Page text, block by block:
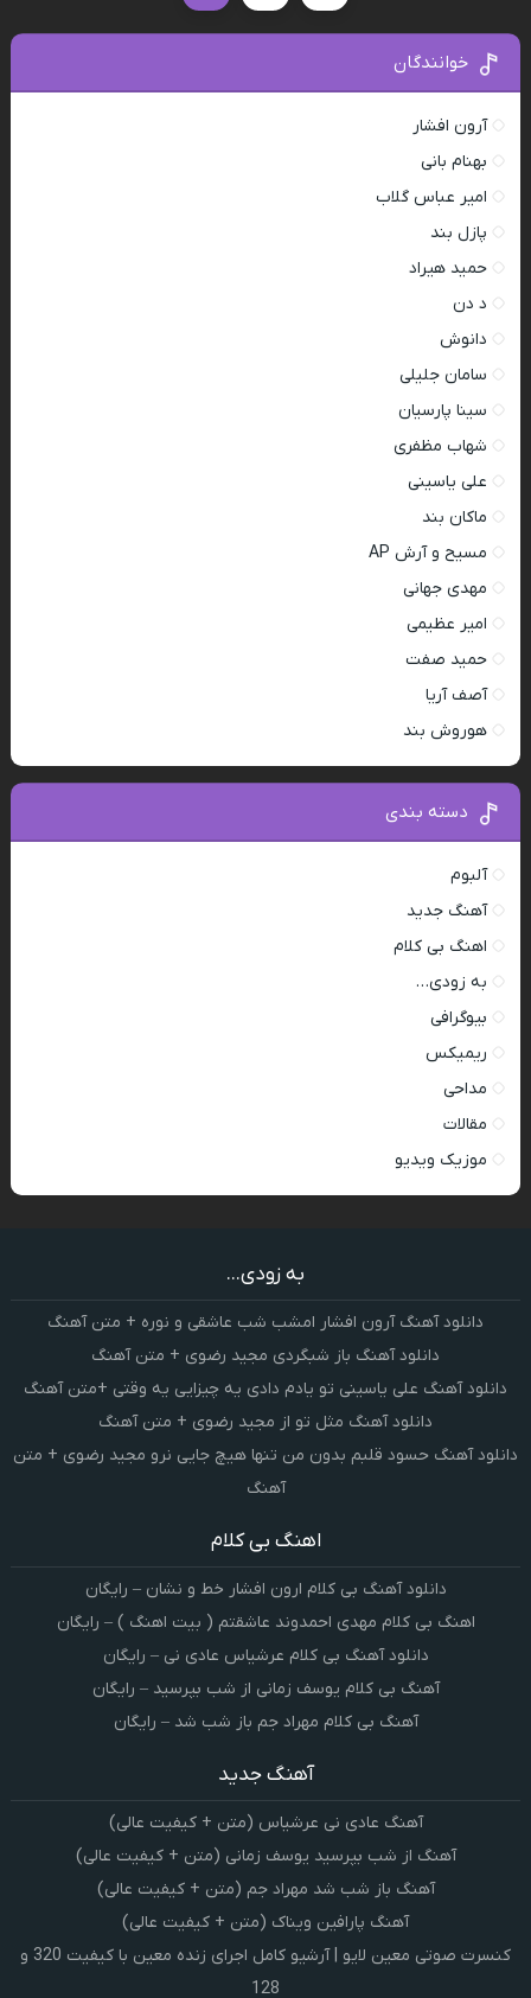
خوانندگان
آرون افشار
بهنام بانی
امیر عباس گلاب
پازل بند
حمید هیراد
د دن
دانوش
سامان جلیلی
سینا پارسیان
شهاب مظفری
علی یاسینی
ماکان بند
مسیح و آرش AP
مهدی جهانی
امیر عظیمی
حمید صفت
آصف آریا
هوروش بند
دسته بندی
آلبوم
آهنگ جدید
اهنگ بی کلام
به زودی…
بیوگرافی
ریمیکس
مداحی
مقالات
موزیک ویدیو
به زودی...
دانلود آهنگ آرون افشار امشب شب عاشقی و نوره + متن آهنگ
دانلود آهنگ باز شبگردی مجید رضوی + متن آهنگ
دانلود آهنگ علی یاسینی تو یادم دادی یه چیزایی یه وقتی +متن آهنگ
دانلود آهنگ مثل تو از مجید رضوی + متن آهنگ
دانلود آهنگ حسود قلبم بدون من تنها هیچ جایی نرو مجید رضوی + متن
آهنگ
اهنگ بی کلام
دانلود آهنگ بی کلام ارون افشار خط و نشان – رایگان
اهنگ بی کلام مهدی احمدوند عاشقتم ( بیت اهنگ ) – رایگان
دانلود آهنگ بی کلام عرشیاس عادی نی – رایگان
آهنگ بی کلام یوسف زمانی از شب بپرسید – رایگان
آهنگ بی کلام مهراد جم باز شب شد – رایگان
آهنگ جدید
آهنگ عادی نی عرشیاس (متن + کیفیت عالی)
آهنگ از شب بپرسید یوسف زمانی (متن + کیفیت عالی)
آهنگ باز شب شد مهراد جم (متن + کیفیت عالی)
آهنگ پارافین ویناک (متن + کیفیت عالی)
کنسرت صوتی معین لایو | آرشیو کامل اجرای زنده معین با کیفیت 320 و
128